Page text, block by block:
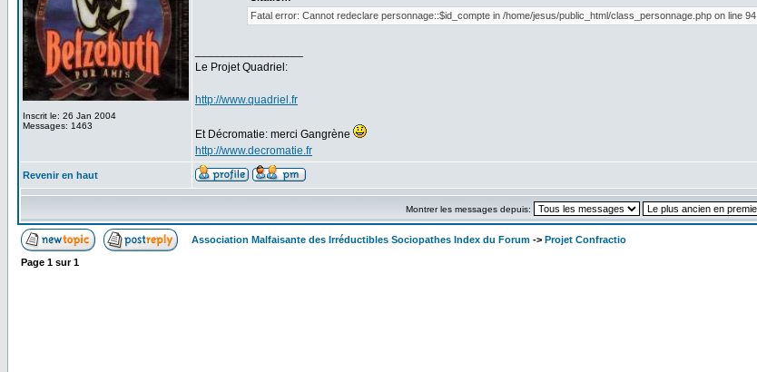
Inscrit le: 26 Jan 2004
Messages: 1463
Fatal error: Cannot redeclare personnage::$id_compte in /home/jesus/public_html/class_personnage.php on line 94
Le Projet Quadriel:
http://www.quadriel.fr
Et Décromatie: merci Gangrène
http://www.decromatie.fr
Revenir en haut
Montrer les messages depuis:
Association Malfaisante des Irréductibles Sociopathes Index du Forum -> Projet Confractio
Page 1 sur1